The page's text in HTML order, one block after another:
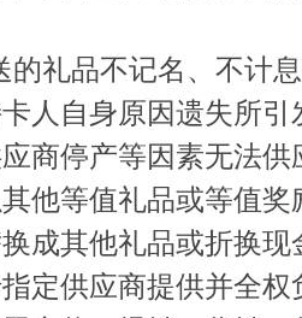
的礼品不记名、不计
人自身原因遗失所
商停产等因素无法
他等值礼品或等值
成其他礼品或折换
定供应商提供并全